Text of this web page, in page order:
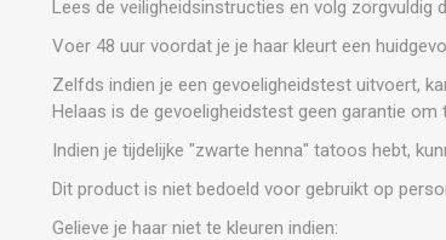
Lees de veiligheidsinstructies en volg zorgvuldig
Voer 48 uur voordat je je haar kleurt een
Zelfds indien je een gevoeligheidstest uitvoert,
Helaas is de gevoeligheidstest geen garantie
Indien je tijdelijke "zwarte henna" tatoos hebt,
Dit product is niet bedoeld voor gebruikt op
Gelieve je haar niet te kleuren indien: